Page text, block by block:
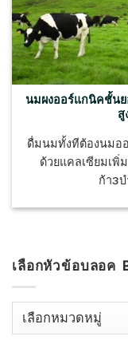
นมผงออร์แกนิคชั้นย
สู
ดื่มนมทั้งทีต้องนมอ
ด้วยแคลเซียมเพิ่
ก้า3
เลือกหัวข้อบลอค
เลือก